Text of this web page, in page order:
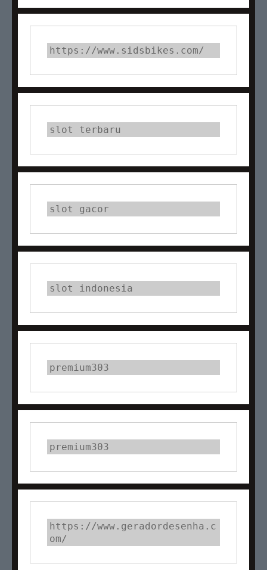
https://www.sidsbikes.com/
slot terbaru
slot gacor
slot indonesia
premium303
premium303
https://www.geradordesenha.c
om/